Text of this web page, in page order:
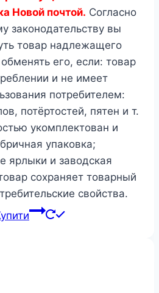
Новой почтой. Согласно
законодательству вы
товар надлежащего
его, если: товар
и не имеет
потребителем:
потёртостей, пятен и т.
укомплектован и
упаковка;
ярлыки и заводская
сохраняет товарный
свойства.